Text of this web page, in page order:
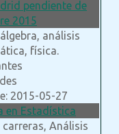
pendiente de
2015
análisis
física.
2015-05-27
en Estadística
Análisis